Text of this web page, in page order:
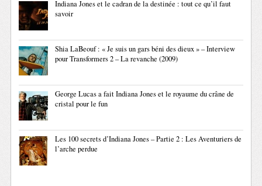
Indiana Jones et le cadran de la destinée : tout ce qu’il faut
savoir
Shia LaBeouf : « Je suis un gars béni des dieux » – Interview
pour Transformers 2 – La revanche (2009)
George Lucas a fait Indiana Jones et le royaume du crâne de
cristal pour le fun
Les 100 secrets d’Indiana Jones – Partie 2 : Les Aventuriers de
l’arche perdue